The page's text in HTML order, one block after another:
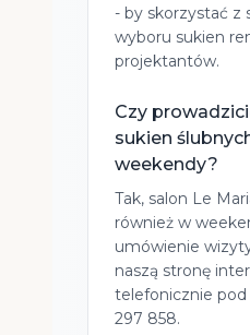
- by skorzystać z
wyboru sukien
projektantów.
Czy
sukien
weekendy?
Tak, salon Le
również w
umówienie
naszą stronę
telefonicznie
297 858.